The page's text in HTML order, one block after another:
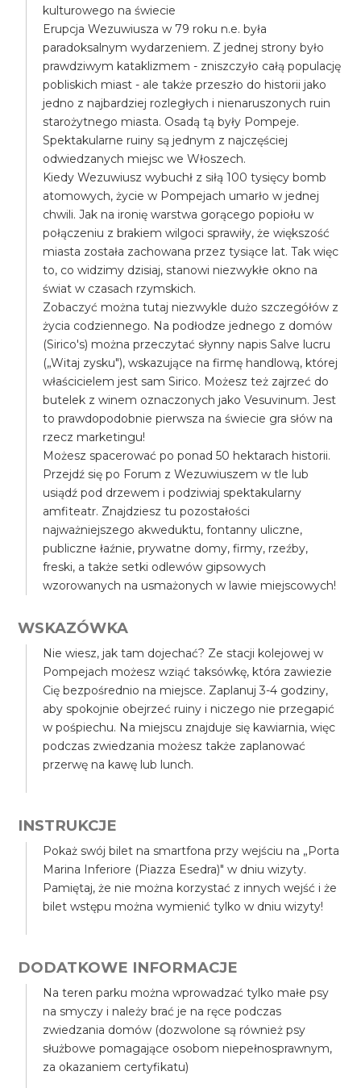
kulturowego na świecie
Erupcja Wezuwiusza w 79 roku n.e. była
paradoksalnym wydarzeniem. Z jednej strony było
prawdziwym kataklizmem - zniszczyło całą populację
pobliskich miast - ale także przeszło do historii jako
jedno z najbardziej rozległych i nienaruszonych ruin
starożytnego miasta. Osadą tą były Pompeje.
Spektakularne ruiny są jednym z najczęściej
odwiedzanych miejsc we Włoszech.
Kiedy Wezuwiusz wybuchł z siłą 100 tysięcy bomb
atomowych, życie w Pompejach umarło w jednej
chwili. Jak na ironię warstwa gorącego popiołu w
połączeniu z brakiem wilgoci sprawiły, że większość
miasta została zachowana przez tysiące lat. Tak więc
to, co widzimy dzisiaj, stanowi niezwykłe okno na
świat w czasach rzymskich.
Zobaczyć można tutaj niezwykle dużo szczegółów z
życia codziennego. Na podłodze jednego z domów
(Sirico's) można przeczytać słynny napis Salve lucru
(„Witaj zysku"), wskazujące na firmę handlową, której
właścicielem jest sam Sirico. Możesz też zajrzeć do
butelek z winem oznaczonych jako Vesuvinum. Jest
to prawdopodobnie pierwsza na świecie gra słów na
rzecz marketingu!
Możesz spacerować po ponad 50 hektarach historii.
Przejdź się po Forum z Wezuwiuszem w tle lub
usiądź pod drzewem i podziwiaj spektakularny
amfiteatr. Znajdziesz tu pozostałości
najważniejszego akweduktu, fontanny uliczne,
publiczne łaźnie, prywatne domy, firmy, rzeźby,
freski, a także setki odlewów gipsowych
wzorowanych na usmażonych w lawie miejscowych!
WSKAZÓWKA
Nie wiesz, jak tam dojechać? Ze stacji kolejowej w
Pompejach możesz wziąć taksówkę, która zawiezie
Cię bezpośrednio na miejsce. Zaplanuj 3-4 godziny,
aby spokojnie obejrzeć ruiny i niczego nie przegapić
w pośpiechu. Na miejscu znajduje się kawiarnia, więc
podczas zwiedzania możesz także zaplanować
przerwę na kawę lub lunch.
INSTRUKCJE
Pokaż swój bilet na smartfona przy wejściu na „Porta
Marina Inferiore (Piazza Esedra)" w dniu wizyty.
Pamiętaj, że nie można korzystać z innych wejść i że
bilet wstępu można wymienić tylko w dniu wizyty!
DODATKOWE INFORMACJE
Na teren parku można wprowadzać tylko małe psy
na smyczy i należy brać je na ręce podczas
zwiedzania domów (dozwolone są również psy
służbowe pomagające osobom niepełnosprawnym,
za okazaniem certyfikatu)